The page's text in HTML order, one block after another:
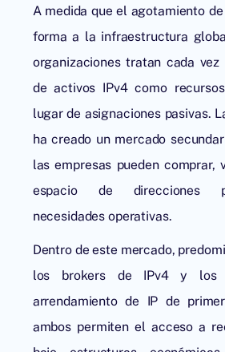
A medida que el agotamiento
forma a la infraestructura
organizaciones tratan cada
de activos IPv4 como
lugar de asignaciones pasivas.
ha creado un mercado
las empresas pueden comprar,
espacio de direcciones
necesidades operativas.
Dentro de este mercado,
los brokers de IPv4 y los
arrendamiento de IP de
ambos permiten el acceso a